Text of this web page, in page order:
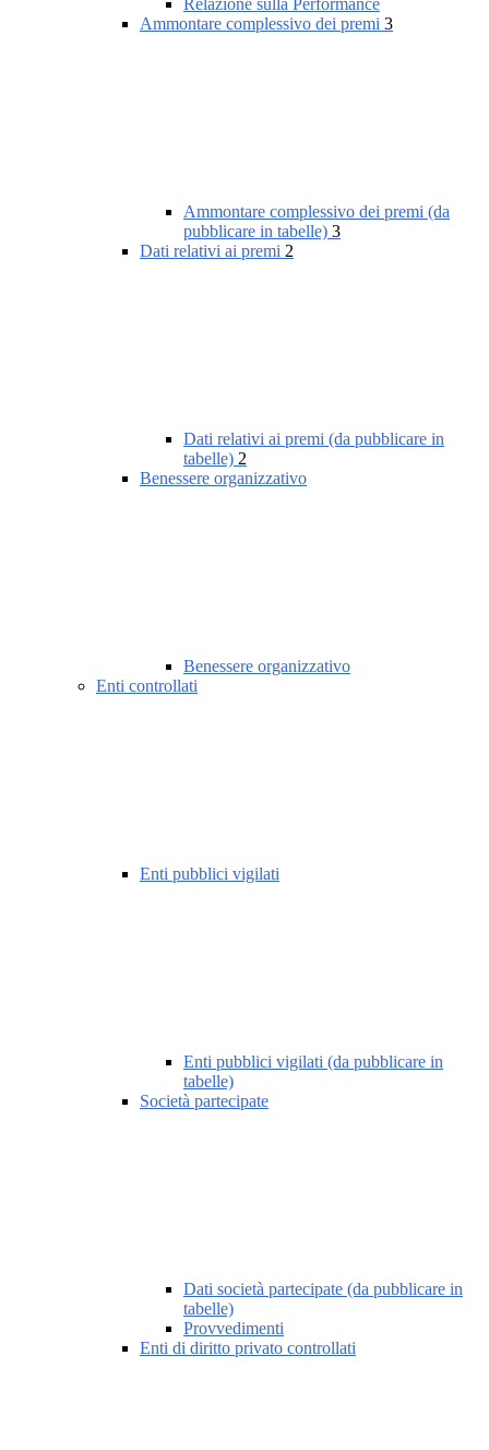
Relazione sulla Performance
Ammontare complessivo dei premi 3
Ammontare complessivo dei premi (da
pubblicare in tabelle) 3
Dati relativi ai premi 2
Dati relativi ai premi (da pubblicare in
tabelle) 2
Benessere organizzativo
Benessere organizzativo
Enti controllati
Enti pubblici vigilati
Enti pubblici vigilati (da pubblicare in
tabelle)
Società partecipate
Dati società partecipate (da pubblicare in
tabelle)
Provvedimenti
Enti di diritto privato controllati